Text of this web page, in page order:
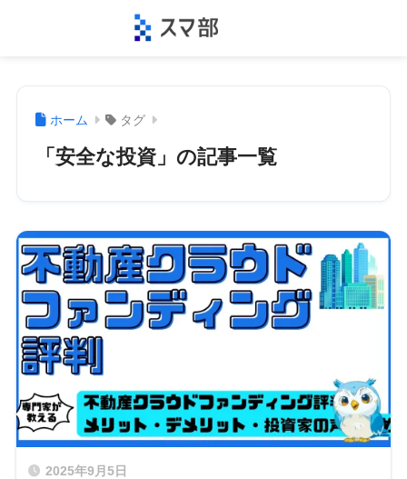
ホーム タグ
「安全な投資」の記事一覧
2025年9月5日